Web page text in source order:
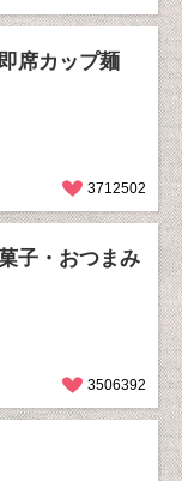
席カップ麺
3712502
子・おつまみ
3506392